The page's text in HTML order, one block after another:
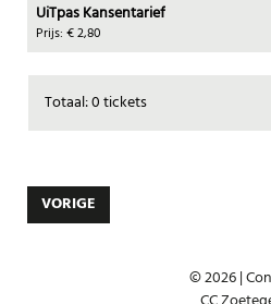
UiTpas Kansentarief
Prijs: € 2,80
Totaal: 0 tickets
VORIGE
© 2026 |